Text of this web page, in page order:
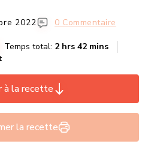
2022 0 Commentaire
Temps total: 2 hrs 42 mins
à la recette
la recette